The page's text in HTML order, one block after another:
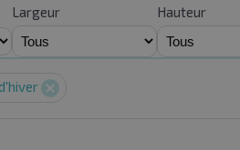
Largeur Hauteur